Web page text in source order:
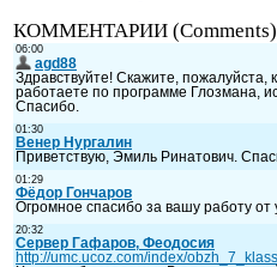
КОММЕНТАРИИ (Comments)